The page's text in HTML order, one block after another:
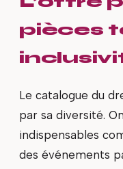
pièces
Le catalogue du
par sa diversité.
indispensables
des événements